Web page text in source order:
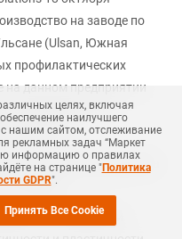
на заводе по
(Ulsan, Южная
профилактических
на данном предприятии
ангидрида в год
года.
компания закрывала
16 мая.
в полимерный
целях, включая
наилучшего
нашим сайтом, отслеживание
рекламных задач “Маркет
информацию о правилах
на странице "Политика
GDPR".
Принять Все Cookie